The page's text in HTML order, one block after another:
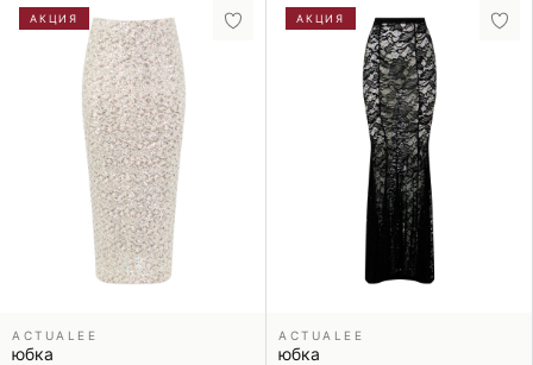
АКЦИЯ
ACTUALEE
юбка
АКЦИЯ
ACTUALEE
юбка